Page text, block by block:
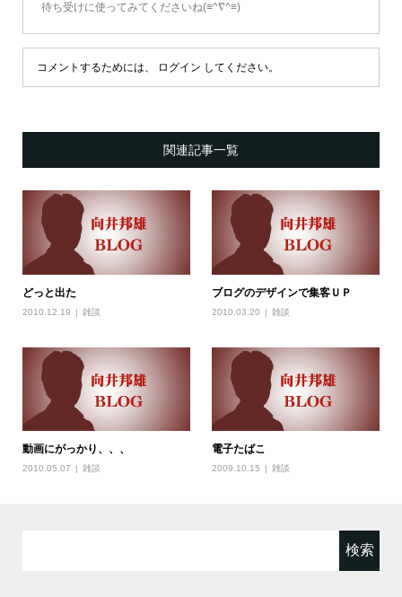
待ち受けに使ってみてくださいね(≡^∇^≡)
コメントするためには、 ログイン してください。
関連記事一覧
どっと出た
2010.12.19 雑談
ブログのデザインで集客ＵＰ
2010.03.20 雑談
動画にがっかり、、、
2010.05.07 雑談
電子たばこ
2009.10.15 雑談